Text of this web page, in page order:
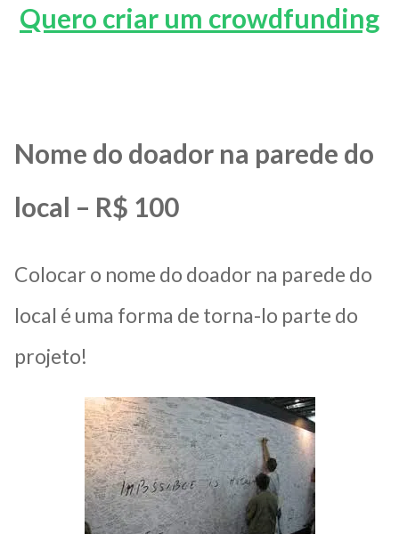
Quero criar um crowdfunding
Nome do doador na parede do
local – R$ 100
Colocar o nome do doador na parede do
local é uma forma de torna-lo parte do
projeto!